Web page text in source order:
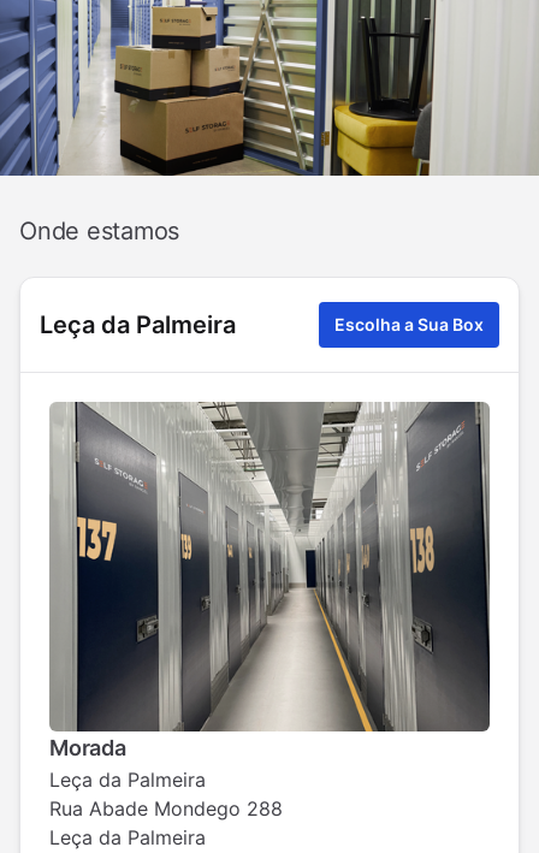
Onde estamos
Leça da Palmeira Escolha a Sua Box
Morada
Leça da Palmeira
Rua Abade Mondego 288
Leça da Palmeira